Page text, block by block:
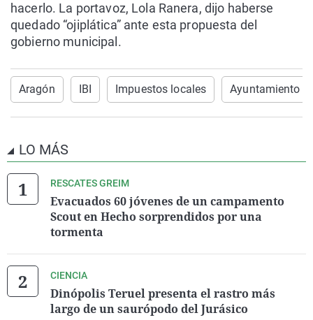
hacerlo. La portavoz, Lola Ranera, dijo haberse
quedado “ojiplática” ante esta propuesta del
gobierno municipal.
Aragón IBI Impuestos locales Ayuntamiento
LO MÁS
RESCATES GREIM
Evacuados 60 jóvenes de un campamento
Scout en Hecho sorprendidos por una
tormenta
CIENCIA
Dinópolis Teruel presenta el rastro más
largo de un saurópodo del Jurásico